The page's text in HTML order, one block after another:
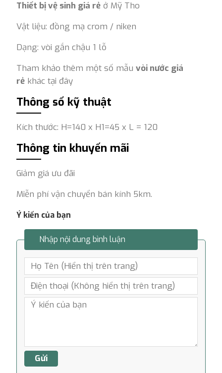
Thiết bị vệ sinh giá rẻ ở Mỹ Tho
Vật liệu: đồng mạ crom / niken
Dạng: vòi gắn chậu 1 lỗ
Tham khảo thêm một số mẫu vòi nước giá
rẻ khác tại đây
Thông số kỹ thuật
Kích thước: H=140 x H1=45 x L = 120
Thông tin khuyến mãi
Giảm giá ưu đãi
Miễn phí vận chuyển bán kính 5km.
Ý kiến của bạn
Nhập nội dung bình luận